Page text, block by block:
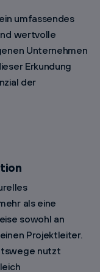
umfassendes
wertvolle
Unternehmen
Erkundung
der
als eine
sowohl an
Projektleiter.
nutzt